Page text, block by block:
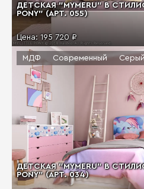
ДЕТСКАЯ "MYMERU" В
PONY" (АРТ. 055)
Цена: 195 720 ₽
ДЕТСКАЯ "MYMERU" В
PONY" (АРТ. 034)
МДФ Современный Серый